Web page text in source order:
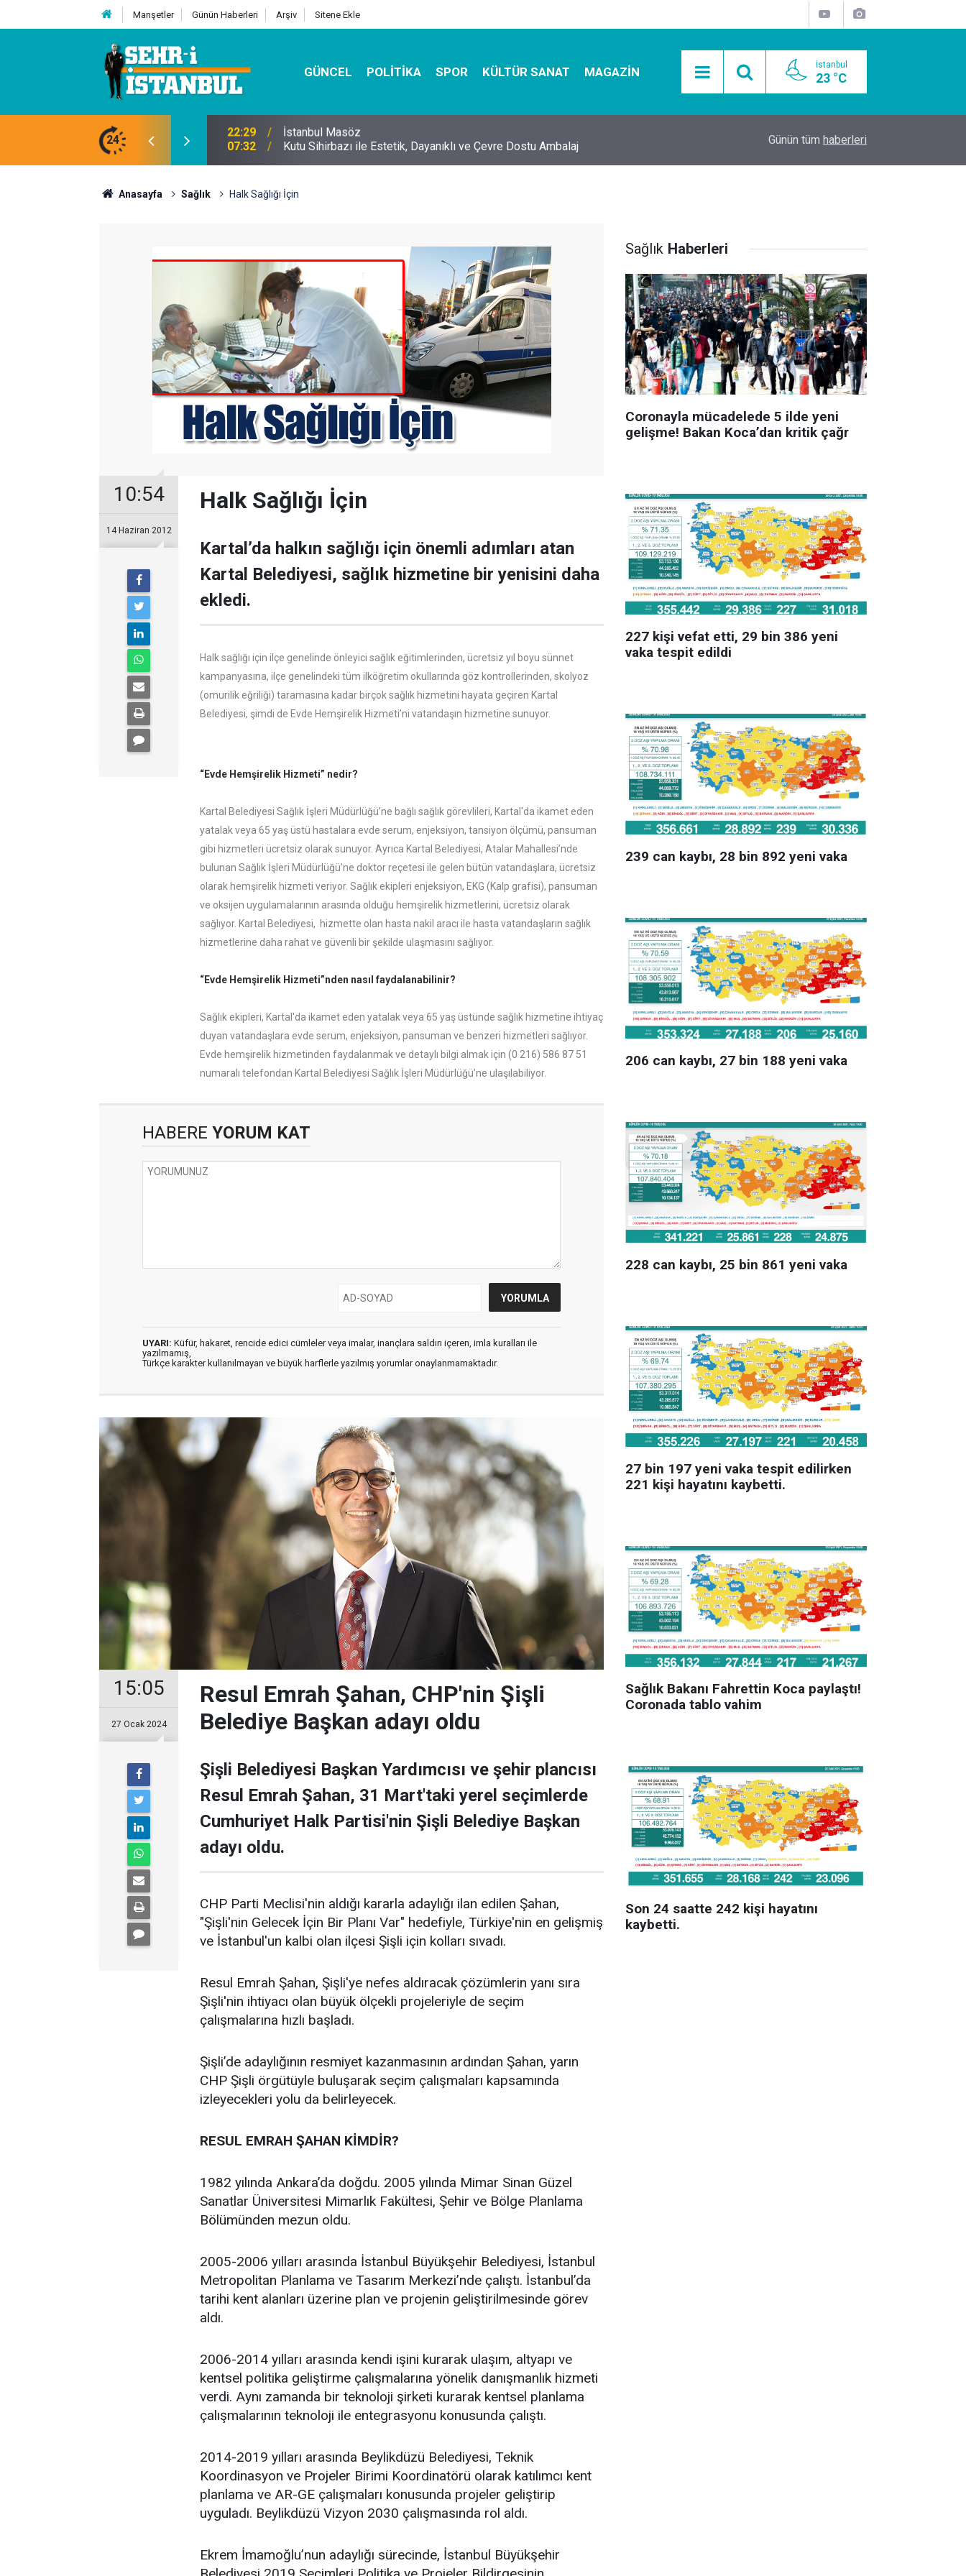
Manşetler Günün Haberleri Arşiv Sitene Ekle
GÜNCEL POLITIKA SPOR KÜLTÜR SANAT MAGAZIN İstanbul
23 °C
24 07:32 Kutu Sihirbazı ile Estetik, Dayanıklı ve Çevre Dostu Ambalaj Mobil Araçlarla Hayır Lokması Dağıtımının
Günün tüm haberleri
Anasayfa Sağlık Halk Sağlığı İçin
10:54
14 Haziran 2012
Halk Sağlığı İçin
Kartal’da halkın sağlığı için önemli adımları atan
Kartal Belediyesi, sağlık hizmetine bir yenisini daha
ekledi.
Halk sağlığı için ilçe genelinde önleyici sağlık eğitimlerinden, ücretsiz yıl boyu sünnet
kampanyasına, ilçe genelindeki tüm ilköğretim okullarında göz kontrollerinden, skolyoz
(omurilik eğriliği) taramasına kadar birçok sağlık hizmetini hayata geçiren Kartal
Belediyesi, şimdi de Evde Hemşirelik Hizmeti’ni vatandaşın hizmetine sunuyor.
“Evde Hemşirelik Hizmeti” nedir?
Kartal Belediyesi Sağlık İşleri Müdürlüğü’ne bağlı sağlık görevlileri, Kartal'da ikamet eden
yatalak veya 65 yaş üstü hastalara evde serum, enjeksiyon, tansiyon ölçümü, pansuman
gibi hizmetleri ücretsiz olarak sunuyor. Ayrıca Kartal Belediyesi, Atalar Mahallesi’nde
bulunan Sağlık İşleri Müdürlüğü’ne doktor reçetesi ile gelen bütün vatandaşlara, ücretsiz
olarak hemşirelik hizmeti veriyor. Sağlık ekipleri enjeksiyon, EKG (Kalp grafisi), pansuman
ve oksijen uygulamalarının arasında olduğu hemşirelik hizmetlerini, ücretsiz olarak
sağlıyor. Kartal Belediyesi, hizmette olan hasta nakil aracı ile hasta vatandaşların sağlık
hizmetlerine daha rahat ve güvenli bir şekilde ulaşmasını sağlıyor.
“Evde Hemşirelik Hizmeti”nden nasıl faydalanabilinir?
Sağlık ekipleri, Kartal'da ikamet eden yatalak veya 65 yaş üstünde sağlık hizmetine ihtiyaç
duyan vatandaşlara evde serum, enjeksiyon, pansuman ve benzeri hizmetleri sağlıyor.
Evde hemşirelik hizmetinden faydalanmak ve detaylı bilgi almak için (0 216) 586 87 51
numaralı telefondan Kartal Belediyesi Sağlık İşleri Müdürlüğü’ne ulaşılabiliyor.
HABERE YORUM KAT
UYARI: Küfür, hakaret, rencide edici cümleler veya imalar, inançlara saldırı içeren, imla kuralları ile
yazılmamış,
Türkçe karakter kullanılmayan ve büyük harflerle yazılmış yorumlar onaylanmamaktadır.
15:05
27 Ocak 2024
Resul Emrah Şahan, CHP'nin Şişli
Belediye Başkan adayı oldu
Şişli Belediyesi Başkan Yardımcısı ve şehir plancısı
Resul Emrah Şahan, 31 Mart'taki yerel seçimlerde
Cumhuriyet Halk Partisi'nin Şişli Belediye Başkan
adayı oldu.
CHP Parti Meclisi'nin aldığı kararla adaylığı ilan edilen Şahan,
"Şişli'nin Gelecek İçin Bir Planı Var" hedefiyle, Türkiye'nin en gelişmiş
ve İstanbul'un kalbi olan ilçesi Şişli için kolları sıvadı.
Resul Emrah Şahan, Şişli'ye nefes aldıracak çözümlerin yanı sıra
Şişli'nin ihtiyacı olan büyük ölçekli projeleriyle de seçim
çalışmalarına hızlı başladı.
Şişli’de adaylığının resmiyet kazanmasının ardından Şahan, yarın
CHP Şişli örgütüyle buluşarak seçim çalışmaları kapsamında
izleyecekleri yolu da belirleyecek.
RESUL EMRAH ŞAHAN KİMDİR?
1982 yılında Ankara’da doğdu. 2005 yılında Mimar Sinan Güzel
Sanatlar Üniversitesi Mimarlık Fakültesi, Şehir ve Bölge Planlama
Bölümünden mezun oldu.
2005-2006 yılları arasında İstanbul Büyükşehir Belediyesi, İstanbul
Metropolitan Planlama ve Tasarım Merkezi’nde çalıştı. İstanbul’da
tarihi kent alanları üzerine plan ve projenin geliştirilmesinde görev
aldı.
2006-2014 yılları arasında kendi işini kurarak ulaşım, altyapı ve
kentsel politika geliştirme çalışmalarına yönelik danışmanlık hizmeti
verdi. Aynı zamanda bir teknoloji şirketi kurarak kentsel planlama
çalışmalarının teknoloji ile entegrasyonu konusunda çalıştı.
2014-2019 yılları arasında Beylikdüzü Belediyesi, Teknik
Koordinasyon ve Projeler Birimi Koordinatörü olarak katılımcı kent
planlama ve AR-GE çalışmaları konusunda projeler geliştirip
uyguladı. Beylikdüzü Vizyon 2030 çalışmasında rol aldı.
Ekrem İmamoğlu’nun adaylığı sürecinde, İstanbul Büyükşehir
Sağlık Haberleri
Coronayla mücadelede 5 ilde yeni
gelişme! Bakan Koca’dan kritik çağr
227 kişi vefat etti, 29 bin 386 yeni
vaka tespit edildi
239 can kaybı, 28 bin 892 yeni vaka
206 can kaybı, 27 bin 188 yeni vaka
228 can kaybı, 25 bin 861 yeni vaka
27 bin 197 yeni vaka tespit edilirken
221 kişi hayatını kaybetti.
Sağlık Bakanı Fahrettin Koca paylaştı!
Coronada tablo vahim
Son 24 saatte 242 kişi hayatını
kaybetti.